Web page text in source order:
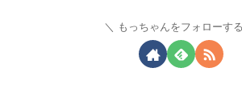
もっちゃんをフォローする